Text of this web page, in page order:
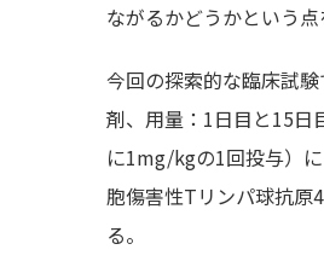
ながるかどうかという点
今回の探索的な臨床試
剤、用量：1日目と15日
に1mg/kgの1回投与）
胞傷害性Tリンパ球抗原
る。